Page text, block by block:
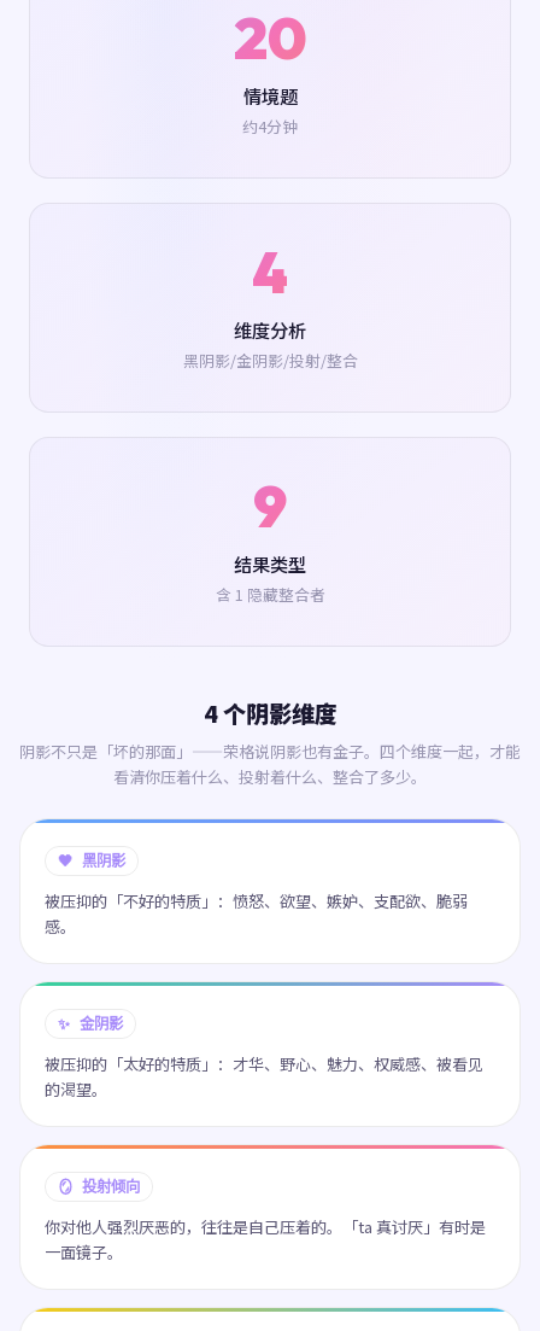
20
情境题
约4分钟
4
维度分析
黑阴影/金阴影/投射/整合
9
结果类型
含 1 隐藏整合者
4 个阴影维度
阴影不只是「坏的那面」——荣格说阴影也有金子。四个维度一起，才能
看清你压着什么、投射着什么、整合了多少。
🖤 黑阴影
被压抑的「不好的特质」：愤怒、欲望、嫉妒、支配欲、脆弱
感。
✨ 金阴影
被压抑的「太好的特质」：才华、野心、魅力、权威感、被看见
的渴望。
🪞 投射倾向
你对他人强烈厌恶的，往往是自己压着的。「ta 真讨厌」有时是
一面镜子。